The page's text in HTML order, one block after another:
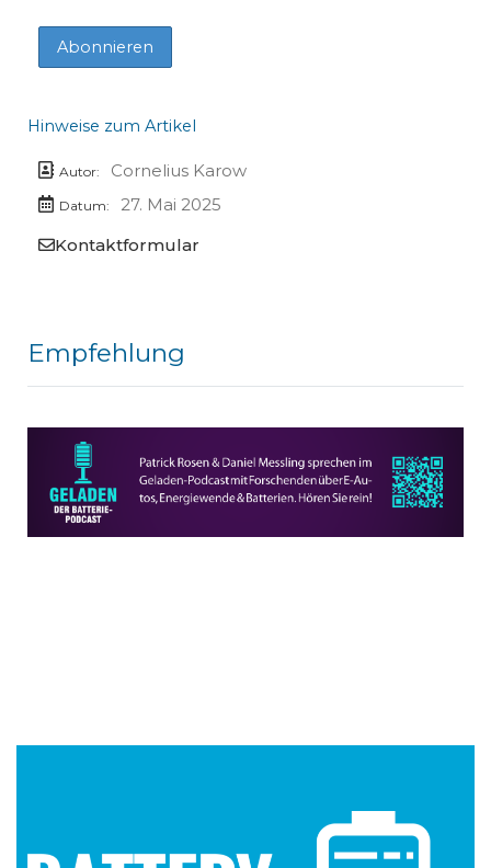
Hinweise zum Artikel
Autor: Cornelius Karow
Datum:
27. Mai 2025
Kontaktformular
Empfehlung